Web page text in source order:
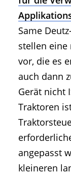
Same
stellen eine
vor, die es
auch dann
Gerät nicht
Traktoren
angepasst
kleineren